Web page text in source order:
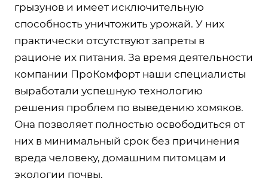
грызунов и имеет исключительную
способность уничтожить урожай. У них
практически отсутствуют запреты в
рационе их питания. За время деятельности
компании ПроКомфорт наши специалисты
выработали успешную технологию
решения проблем по выведению хомяков.
Она позволяет полностью освободиться от
них в минимальный срок без причинения
вреда человеку, домашним питомцам и
экологии почвы.